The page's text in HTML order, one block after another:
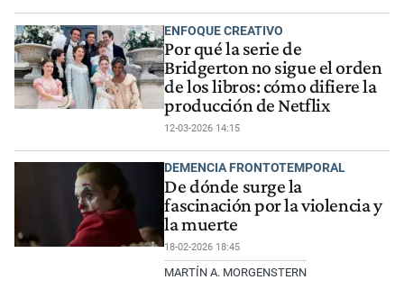
ENFOQUE CREATIVO
Por qué la serie de
Bridgerton no sigue el orden
de los libros: cómo difiere la
producción de Netflix
12-03-2026 14:15
DEMENCIA FRONTOTEMPORAL
De dónde surge la
fascinación por la violencia y
la muerte
18-02-2026 18:45
MARTÍN A. MORGENSTERN